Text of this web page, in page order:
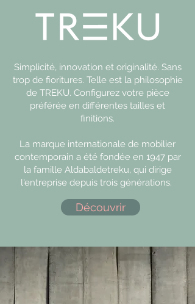
Simplicité, innovation et originalité. Sans
trop de fioritures. Telle est la philosophie
de TREKU. Configurez votre pièce
préférée en différentes tailles et
finitions.
La marque internationale de mobilier
contemporain a été fondée en 1947 par
la famille Aldabaldetreku, qui dirige
l'entreprise depuis trois générations.
Découvrir